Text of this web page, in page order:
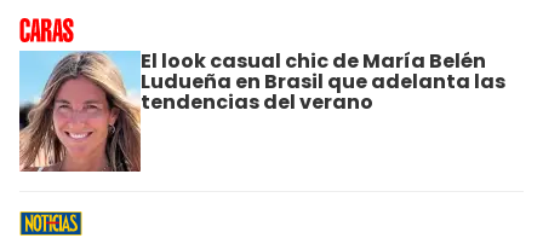
El look casual chic de María Belén
Ludueña en Brasil que adelanta las
tendencias del verano